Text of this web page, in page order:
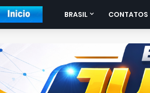
BRASIL CONTATOS